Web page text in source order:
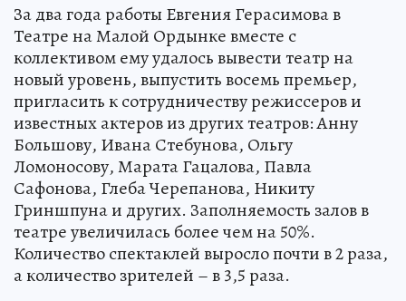
За два года работы Евгения Герасимова в
Театре на Малой Ордынке вместе с
коллективом ему удалось вывести театр на
новый уровень, выпустить восемь премьер,
пригласить к сотрудничеству режиссеров и
известных актеров из других театров: Анну
Большову, Ивана Стебунова, Ольгу
Ломоносову, Марата Гацалова, Павла
Сафонова, Глеба Черепанова, Никиту
Гриншпуна и других. Заполняемость залов в
театре увеличилась более чем на 50%.
Количество спектаклей выросло почти в 2 раза,
а количество зрителей – в 3,5 раза.